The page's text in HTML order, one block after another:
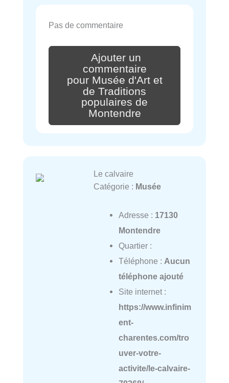
Pas de commentaire
Ajouter un
commentaire
pour Musée d'Art et
de Traditions
populaires de
Montendre
Le calvaire
Catégorie : Musée
Adresse : 17130
Montendre
Quartier :
Téléphone : Aucun
téléphone ajouté
Site internet :
https://www.infinim
ent-
charentes.com/tro
uver-votre-
activite/le-calvaire-